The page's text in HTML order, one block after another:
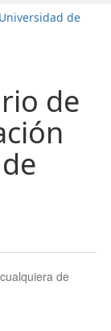
de
de
de